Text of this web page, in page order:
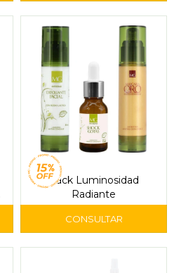
Pack Luminosidad
Radiante